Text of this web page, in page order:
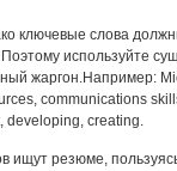
ключевые слова
используйте
жаргон.Например:
communications
developing, creating.
ищут резюме,